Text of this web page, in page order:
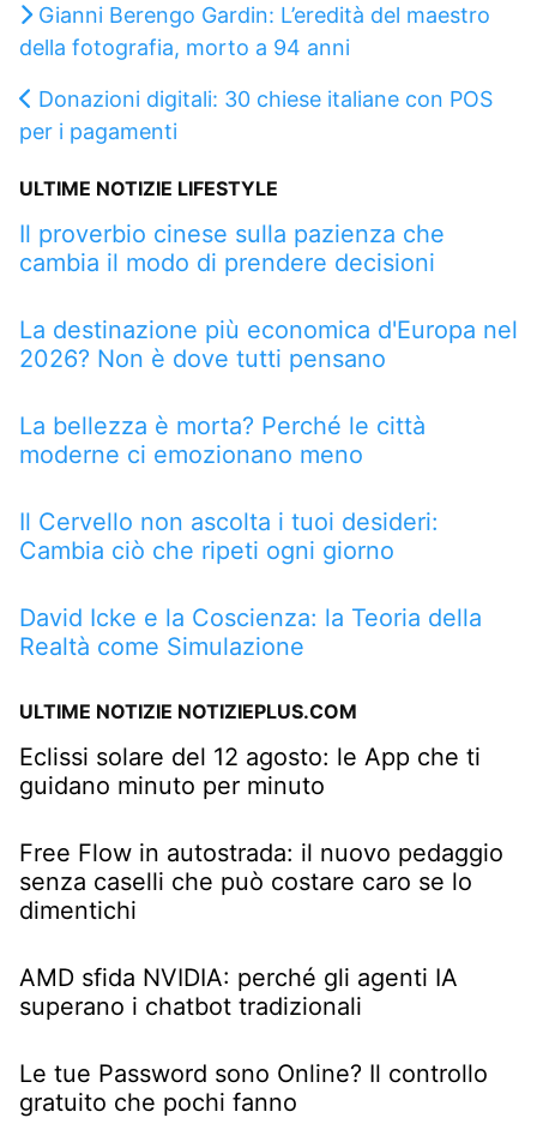
Gianni Berengo Gardin: L’eredità del maestro
della fotografia, morto a 94 anni
Donazioni digitali: 30 chiese italiane con POS
per i pagamenti
ULTIME NOTIZIE LIFESTYLE
Il proverbio cinese sulla pazienza che
cambia il modo di prendere decisioni
La destinazione più economica d'Europa nel
2026? Non è dove tutti pensano
La bellezza è morta? Perché le città
moderne ci emozionano meno
Il Cervello non ascolta i tuoi desideri:
Cambia ciò che ripeti ogni giorno
David Icke e la Coscienza: la Teoria della
Realtà come Simulazione
ULTIME NOTIZIE NOTIZIEPLUS.COM
Eclissi solare del 12 agosto: le App che ti
guidano minuto per minuto
Free Flow in autostrada: il nuovo pedaggio
senza caselli che può costare caro se lo
dimentichi
AMD sfida NVIDIA: perché gli agenti IA
superano i chatbot tradizionali
Le tue Password sono Online? Il controllo
gratuito che pochi fanno